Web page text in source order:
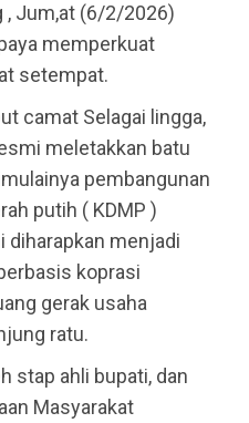
, Jum,at (6/2/2026)
memperkuat
setempat.
camat Selagai lingga,
meletakkan batu
pembangunan
putih ( KDMP )
diharapkan menjadi
koprasi
gerak usaha
ratu.
stap ahli bupati, dan
Masyarakat